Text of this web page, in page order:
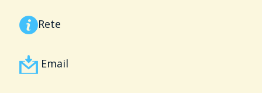
Rete
Email